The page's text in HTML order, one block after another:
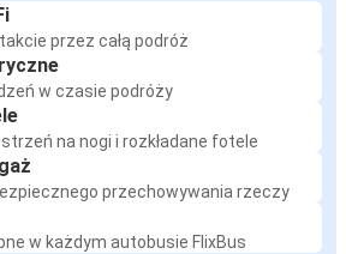
przez całą podróż
w czasie podróży
na nogi i rozkładane fotele
przechowywania rzeczy
w każdym autobusie FlixBus